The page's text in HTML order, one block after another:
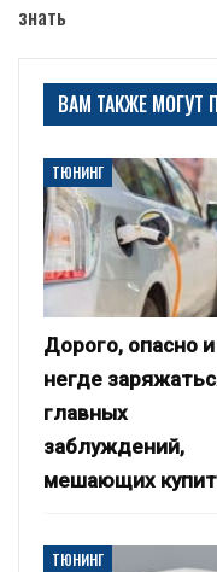
знать
ВАМ ТАКЖЕ МОГУТ
ТЮНИНГ
Дорого, опасно и
негде
главных
заблуждений,
мешающих
ТЮНИНГ